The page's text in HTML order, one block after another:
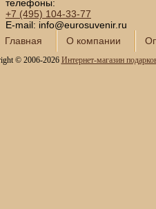
телефоны:
+7 (495) 104-33-77
E-mail: info@eurosuvenir.ru
Главная
О компании
© 2006-2026 Интернет-магазин